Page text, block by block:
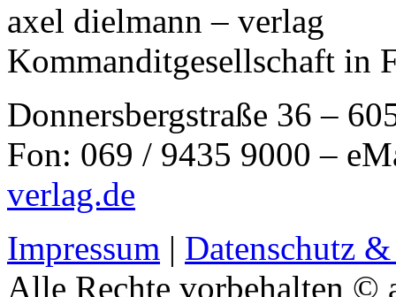
axel dielmann – verlag
Kommanditgesellschaft in
Donnersbergstraße 36 –
Fon: 069 / 9435 9000 –
verlag.de
Impressum | Datenschutz
Alle Rechte vorbehalten ©